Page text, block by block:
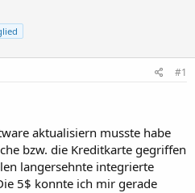
#1
aktualisiern musste habe
bzw. die Kreditkarte gegriffen
langersehnte integrierte
5$ konnte ich mir gerade